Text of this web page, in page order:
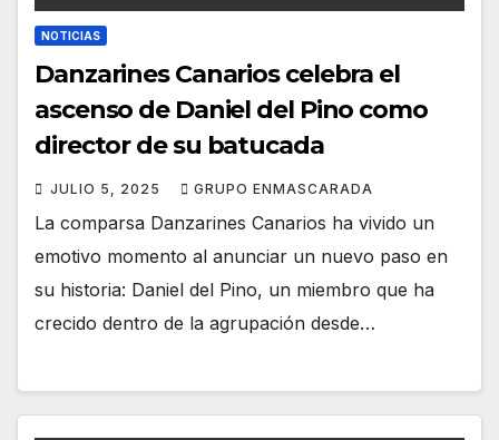
NOTICIAS
Danzarines Canarios celebra el
ascenso de Daniel del Pino como
director de su batucada
JULIO 5, 2025 GRUPO ENMASCARADA
La comparsa Danzarines Canarios ha vivido un
emotivo momento al anunciar un nuevo paso en
su historia: Daniel del Pino, un miembro que ha
crecido dentro de la agrupación desde…